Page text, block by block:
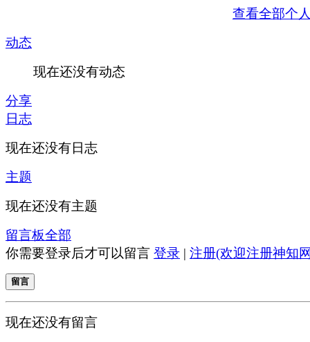
查看全部个
动态
现在还没有动态
分享
日志
现在还没有日志
主题
现在还没有主题
留言板全部
你需要登录后才可以留言 登录 | 注册(欢迎注册神知
留言
现在还没有留言